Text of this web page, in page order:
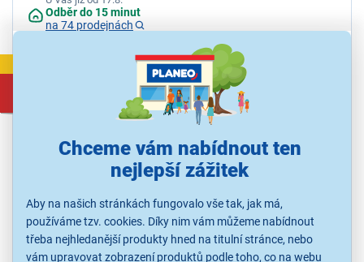
Chceme vám nabídnout ten
nejlepší zážitek
Aby na našich stránkách fungovalo vše tak, jak má,
používáme tzv. cookies. Díky nim vám můžeme nabídnout
třeba nejhledanější produkty hned na titulní stránce, nebo
vám upravovat zobrazení produktů podle toho, co na webu
Odběr do 15 minut
na 74 prodejnách